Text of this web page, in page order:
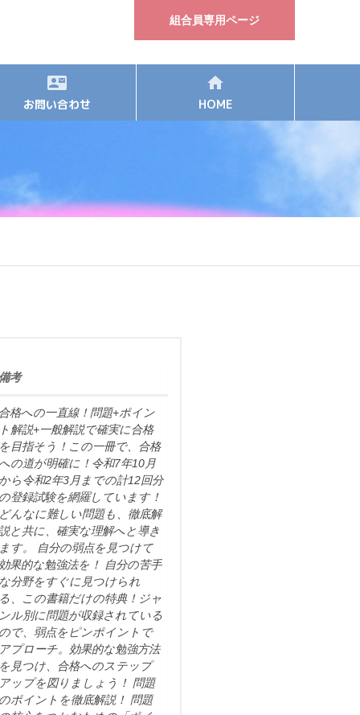
組合員専用ページ
お問い合わせ HOME
備考
合格への一直線！問題+ポイン
ト解説+一般解説で確実に合格
を目指そう！この一冊で、合格
への道が明確に！令和7年10月
から令和2年3月までの計12回分
の登録試験を網羅しています！
どんなに難しい問題も、徹底解
と共に、確実な理解へと導き
ます。 自分の弱点を見つけて
効果的な勉強法を！ 自分の苦手
な分野をすぐに見つけられ
る、この書籍だけの特典！ジャ
ンル別に問題が収録されている
ので、弱点をピンポイントで
アプローチ。効果的な勉強方法
を見つけ、合格へのステップ
アップを図りましょう！ 問題
のポイントを徹底解説！ 問題